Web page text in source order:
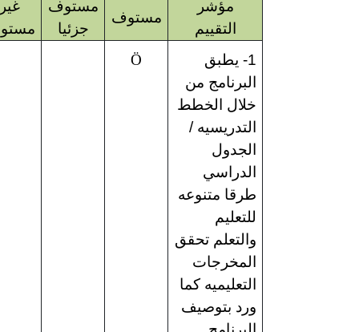
مؤشر
التقييم
مستوف
مستوف
جزئيا
مستوف
1- يطبق
البرنامج من
خلال الخطط
التدريسيه /
الجدول
الدراسي
طرقا متنوعه
للتعليم
والتعلم تحقق
المخرجات
التعليميه كما
ورد بتوصيف